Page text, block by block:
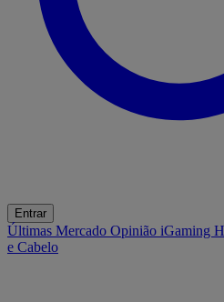
Entrar
Últimas Mercado Opinião iGaming
e Cabelo